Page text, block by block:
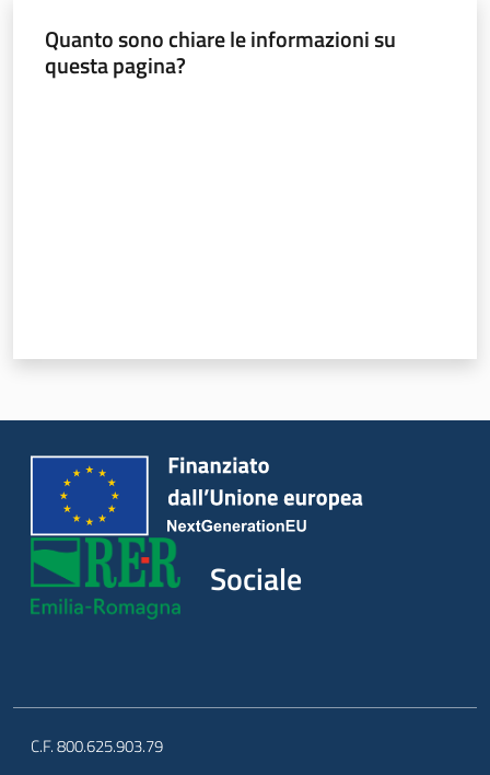
Sociale
Piani Programmi
Quanto sono chiare le informazioni su
questa pagina?
Sociale
C.F. 800.625.903.79